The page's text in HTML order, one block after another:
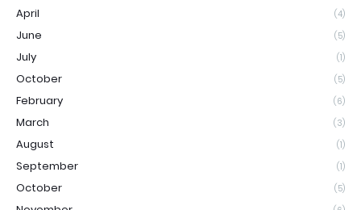
April (4)
June (5)
July (1)
October (5)
February (6)
March (3)
August (1)
September (1)
October (5)